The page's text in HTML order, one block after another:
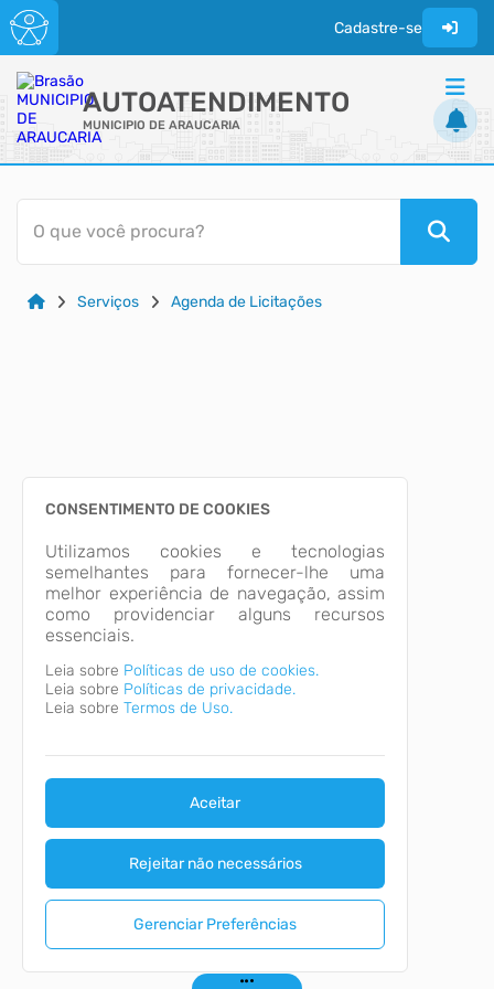
Cadastre-se
AUTOATENDIMENTO
MUNICIPIO DE ARAUCARIA
ACESSO RÁPIDO
Acessibilidade
Diário Oficial
O que você procura?
Serviços Agenda de Licitações
CONSENTIMENTO DE COOKIES
Utilizamos cookies e tecnologias
semelhantes para fornecer-lhe uma
melhor experiência de navegação, assim
como providenciar alguns recursos
essenciais.
Leia sobre Políticas de uso de cookies.
Leia sobre Políticas de privacidade.
Leia sobre Termos de Uso.
Aceitar
Rejeitar não necessários
Gerenciar Preferências